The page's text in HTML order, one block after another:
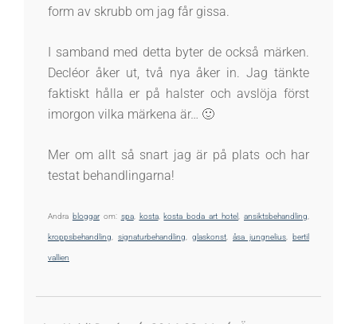
form av skrubb om jag får gissa.
I samband med detta byter de också märken.
Decléor åker ut, två nya åker in. Jag tänkte
faktiskt hålla er på halster och avslöja först
imorgon vilka märkena är… 🙂
Mer om allt så snart jag är på plats och har
testat behandlingarna!
Andra bloggarom: spa, kosta,kosta boda art hotel,ansiktsbehandling,
kroppsbehandling, signaturbehandling, glaskonst, åsa jungnelius, bertil
vallien